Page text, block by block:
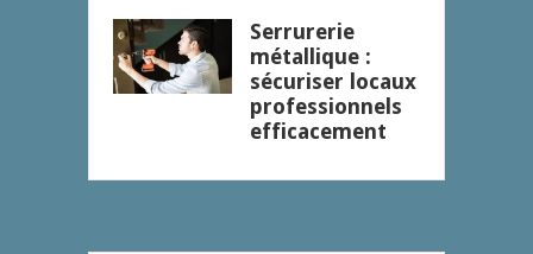
Serrurerie
métallique :
sécuriser locaux
professionnels
efficacement